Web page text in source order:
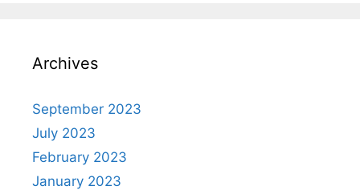
Archives
September 2023
July 2023
February 2023
January 2023